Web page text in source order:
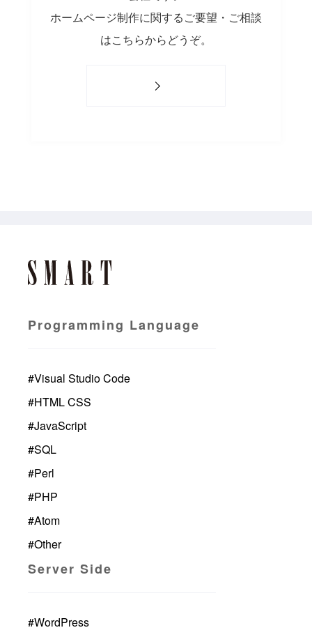
ホームページ制作に関するご要望・ご相談
はこちらからどうぞ。
Programming Language
#Visual Studio Code
#HTML CSS
#JavaScript
#SQL
#Perl
#PHP
#Atom
#Other
Server Side
#WordPress